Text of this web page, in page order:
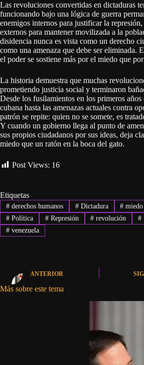
Las revoluciones convertidas en dictaduras
funcionando bajo una lógica de guerra
enemigos internos para justificar la
externos para mantener movilizada a la
disidencia nunca es vista como un derecho
como una amenaza que debe ser eliminada.
el poder se sostiene más por el miedo que
La historia demuestra que muchas
prometiendo justicia social y terminaron
Desde los fusilamientos en los primeros
cubana hasta las amenazas actuales contra
patrón se repite: quien no se somete, es
Y cuando un gobierno llega al punto de
sus propios ciudadanos por sus ideas, deja
miedo que un ratón en la boca del gato.
Post Views: 16
Etiquetas
#derechos humanos #Dictadura # miedo
#Política #Represión # revolución #
#venezuela
ANTERIOR
Más sobre este tema